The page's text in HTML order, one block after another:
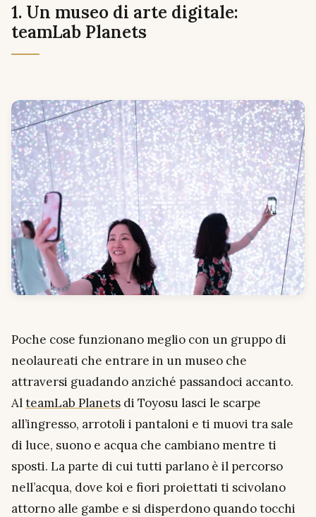
1. Un museo di arte digitale:
teamLab Planets
Poche cose funzionano meglio con un gruppo di
neolaureati che entrare in un museo che
attraversi guadando anziché passandoci accanto.
AlteamLab Planets di Toyosu lasci le scarpe
all’ingresso, arrotoli i pantaloni e ti muovi tra sale
di luce, suono e acqua che cambiano mentre ti
sposti. La parte di cui tutti parlano è il percorso
nell’acqua, dove koi e fiori proiettati ti scivolano
attorno alle gambe e si disperdono quando tocchi